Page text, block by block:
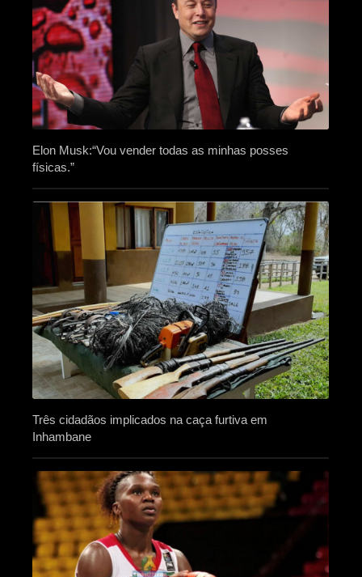
Elon Musk:“Vou vender todas as minhas posses
físicas.”
Três cidadãos implicados na caça furtiva em
Inhambane